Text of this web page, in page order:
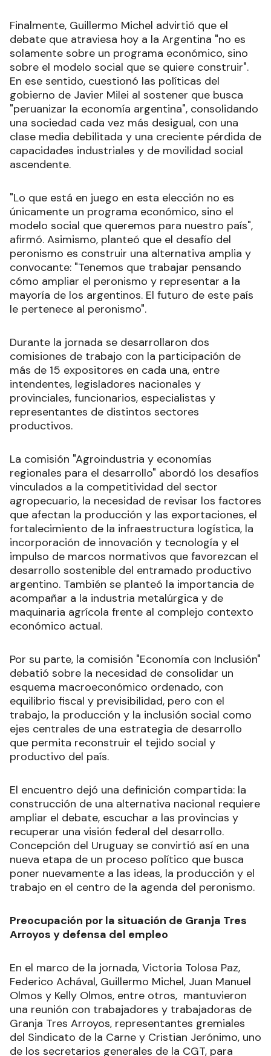
Finalmente, Guillermo Michel advirtió que el
debate que atraviesa hoy a la Argentina "no es
solamente sobre un programa económico, sino
sobre el modelo social que se quiere construir".
En ese sentido, cuestionó las políticas del
gobierno de Javier Milei al sostener que busca
"peruanizar la economía argentina", consolidando
una sociedad cada vez más desigual, con una
clase media debilitada y una creciente pérdida de
capacidades industriales y de movilidad social
ascendente.
"Lo que está en juego en esta elección no es
únicamente un programa económico, sino el
modelo social que queremos para nuestro país",
afirmó. Asimismo, planteó que el desafío del
peronismo es construir una alternativa amplia y
convocante: "Tenemos que trabajar pensando
cómo ampliar el peronismo y representar a la
mayoría de los argentinos. El futuro de este país
le pertenece al peronismo".
Durante la jornada se desarrollaron dos
comisiones de trabajo con la participación de
más de 15 expositores en cada una, entre
intendentes, legisladores nacionales y
provinciales, funcionarios, especialistas y
representantes de distintos sectores
productivos.
La comisión "Agroindustria y economías
regionales para el desarrollo" abordó los desafíos
vinculados a la competitividad del sector
agropecuario, la necesidad de revisar los factores
que afectan la producción y las exportaciones, el
fortalecimiento de la infraestructura logística, la
incorporación de innovación y tecnología y el
impulso de marcos normativos que favorezcan el
desarrollo sostenible del entramado productivo
argentino. También se planteó la importancia de
acompañar a la industria metalúrgica y de
maquinaria agrícola frente al complejo contexto
económico actual.
Por su parte, la comisión "Economía con Inclusión"
debatió sobre la necesidad de consolidar un
esquema macroeconómico ordenado, con
equilibrio fiscal y previsibilidad, pero con el
trabajo, la producción y la inclusión social como
ejes centrales de una estrategia de desarrollo
que permita reconstruir el tejido social y
productivo del país.
El encuentro dejó una definición compartida: la
construcción de una alternativa nacional requiere
ampliar el debate, escuchar a las provincias y
recuperar una visión federal del desarrollo.
Concepción del Uruguay se convirtió así en una
nueva etapa de un proceso político que busca
poner nuevamente a las ideas, la producción y el
trabajo en el centro de la agenda del peronismo.
Preocupación por la situación de Granja Tres
Arroyos y defensa del empleo
En el marco de la jornada, Victoria Tolosa Paz,
Federico Achával, Guillermo Michel, Juan Manuel
Olmos y Kelly Olmos, entre otros, mantuvieron
una reunión con trabajadores y trabajadoras de
Granja Tres Arroyos, representantes gremiales
del Sindicato de la Carne y Cristian Jerónimo, uno
de los secretarios generales de la CGT, para